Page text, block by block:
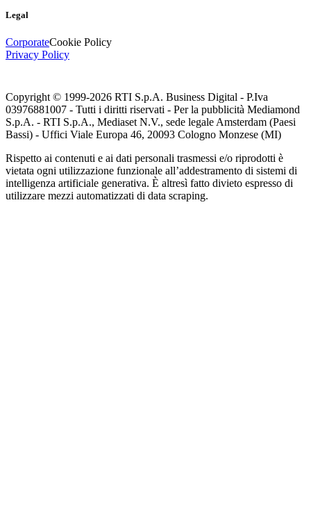
Legal
CorporateCookie Policy
Privacy Policy
Copyright © 1999-2026 RTI S.p.A. Business Digital - P.Iva
03976881007 - Tutti i diritti riservati - Per la pubblicità Mediamond
S.p.A. - RTI S.p.A., Mediaset N.V., sede legale Amsterdam (Paesi
Bassi) - Uffici Viale Europa 46, 20093 Cologno Monzese (MI)
Rispetto ai contenuti e ai dati personali trasmessi e/o riprodotti è
vietata ogni utilizzazione funzionale all’addestramento di sistemi di
intelligenza artificiale generativa. È altresì fatto divieto espresso di
utilizzare mezzi automatizzati di data scraping.